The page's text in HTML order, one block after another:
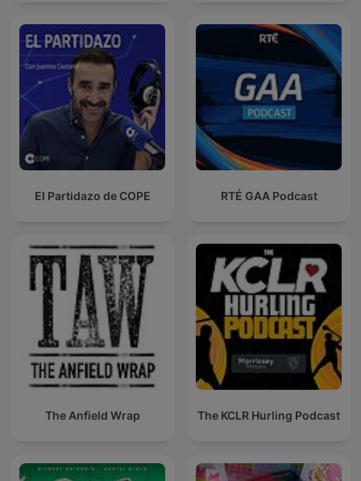
El Partidazo de COPE RTÉ GAA Podcast
The Anfield Wrap The KCLR Hurling Podcast